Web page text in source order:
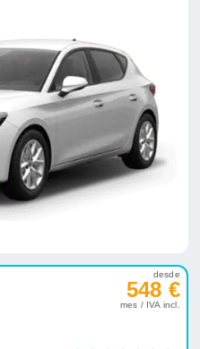
desde
548 €
mes / IVA incl.